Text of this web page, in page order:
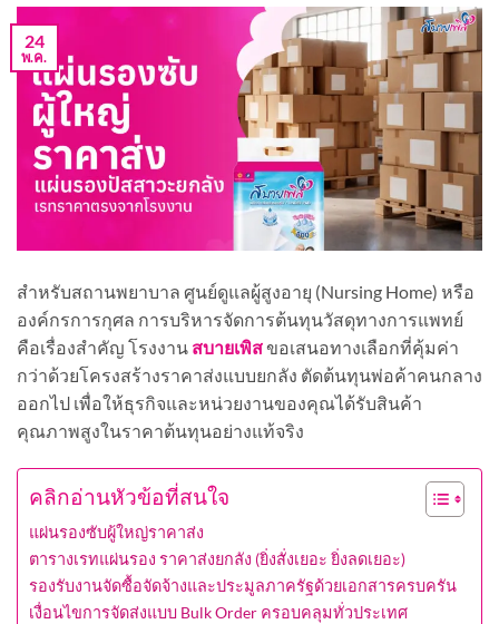
24
พ.ค.
สำหรับสถานพยาบาล ศูนย์ดูแลผู้สูงอายุ (Nursing Home) หรือ
องค์กรการกุศล การบริหารจัดการต้นทุนวัสดุทางการแพทย์
คือเรื่องสำคัญ โรงงาน สบายเพิสขอเสนอทางเลือกที่คุ้มค่า
กว่าด้วยโครงสร้างราคาส่งแบบยกลัง ตัดต้นทุนพ่อค้าคนกลาง
ออกไป เพื่อให้ธุรกิจและหน่วยงานของคุณได้รับสินค้า
คุณภาพสูงในราคาต้นทุนอย่างแท้จริง
คลิกอ่านหัวข้อที่สนใจ
แผ่นรองซับผู้ใหญ่ราคาส่ง
ตารางเรทแผ่นรอง ราคาส่งยกลัง (ยิ่งสั่งเยอะ ยิ่งลดเยอะ)
รองรับงานจัดซื้อจัดจ้างและประมูลภาครัฐด้วยเอกสารครบครัน
เงื่อนไขการจัดส่งแบบ Bulk Order ครอบคลุมทั่วประเทศ